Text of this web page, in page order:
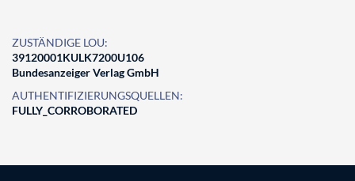
ZUSTÄNDIGE LOU:
39120001KULK7200U106
Bundesanzeiger Verlag GmbH
AUTHENTIFIZIERUNGSQUELLEN:
FULLY_CORROBORATED